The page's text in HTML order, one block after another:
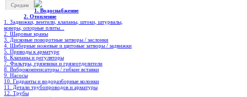
Средам
1. Водоснабжение
2. Отопление
1. Задвижки, вентили, клапаны, штоки, штурвалы,
коверы, опорные плиты...
2. Шаровые краны
3. Дисковые поворотные затворы / заслонки
4. Шиберные ножевые и щитовые затворы / задвижки
5. Приводы к арматуре
6. Клапаны и регуляторы
7. Фильтры, грязевики и грязеотделители
8. Виброкомпенсаторы / гибкие вставки
9. Насосы
10. Гидранты и водоразборные колонки
11. Детали трубопроводов и арматуры
12. Трубы